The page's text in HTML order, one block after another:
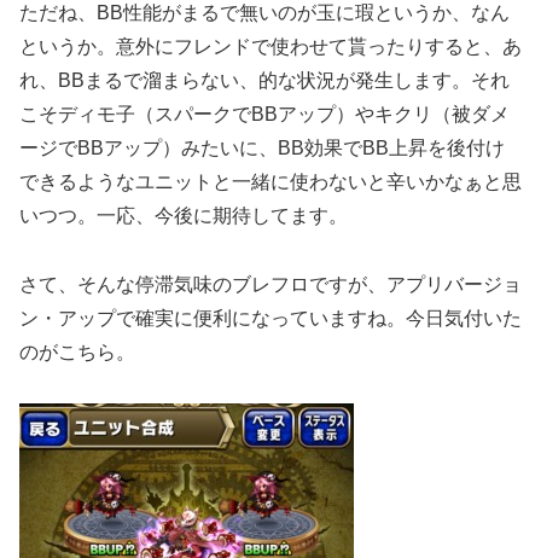
ただね、BB性能がまるで無いのが玉に瑕というか、なん
というか。意外にフレンドで使わせて貰ったりすると、あ
れ、BBまるで溜まらない、的な状況が発生します。それ
こそディモ子（スパークでBBアップ）やキクリ（被ダメ
ージでBBアップ）みたいに、BB効果でBB上昇を後付け
できるようなユニットと一緒に使わないと辛いかなぁと思
いつつ。一応、今後に期待してます。
さて、そんな停滞気味のブレフロですが、アプリバージョ
ン・アップで確実に便利になっていますね。今日気付いた
のがこちら。